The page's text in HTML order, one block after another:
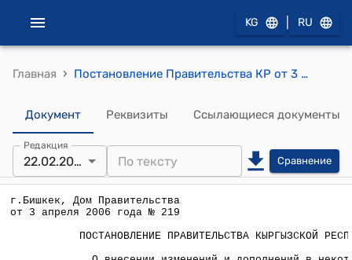
KG RU
Главная › Постановление Правительства КР от 3 апреля 2006 года №219 "О внесении изменений и дополнений в некоторые решения Правительства Кыргызской Республики, касающиеся Государственной противопожарной службы при Министерстве чрезвычайных ситуаций Кыргызской Республики"
Документ Реквизиты Ссылающиеся документы
Редакция
22.02.2024 Сравнение